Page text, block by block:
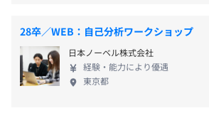
◆評価制度
所属している部門の目標達成度と、個
・確定拠出年金（401K）
前年度の月平均所定外労働時間の実績
13.47時間
前年度の有給休暇の平均取得日数
できるよう設備として整えています
度はもちろん、公平な評価制度（
とで、従業員の“チャレンジする気持
います。 また、女性ならではの感性や、アイデアを
28卒／WEB：自己分析ワークショップ
日本ノーベル株式会社
経験・能力により優遇
東京都